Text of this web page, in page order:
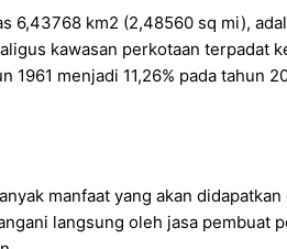
6,43768 km2 (2,48560 sq mi),
kawasan perkotaan terpadat
1961 menjadi 11,26% pada
manfaat yang akan
langsung oleh jasa pembuat